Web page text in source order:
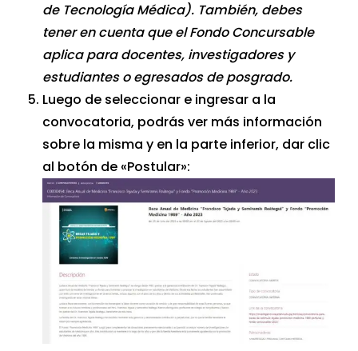
de Tecnología Médica). También, debes
tener en cuenta que el Fondo Concursable
aplica para docentes, investigadores y
estudiantes o egresados de posgrado.
Luego de seleccionar e ingresar a la
convocatoria, podrás ver más información
sobre la misma y en la parte inferior, dar clic
al botón de «Postular»: